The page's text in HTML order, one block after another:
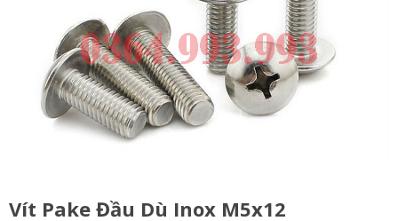
Vít Pake Đầu Dù Inox M5x12